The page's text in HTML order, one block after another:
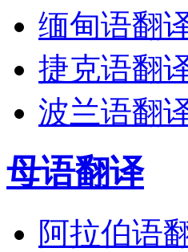
缅甸语翻
捷克语翻
波兰语翻
母语翻译
阿拉伯语